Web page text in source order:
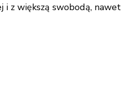
i z większą swobodą, nawet